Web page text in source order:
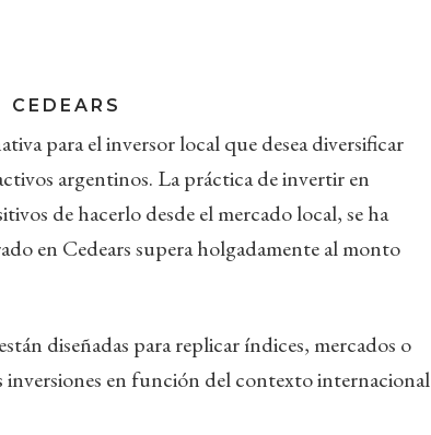
CEDEARS
para el inversor local que desea diversificar
argentinos. La práctica de invertir en
de hacerlo desde el mercado local, se ha
en Cedears supera holgadamente al monto
diseñadas para replicar índices, mercados o
inversiones en función del contexto internacional